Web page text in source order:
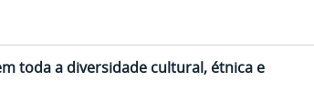
toda a diversidade cultural, étnica e